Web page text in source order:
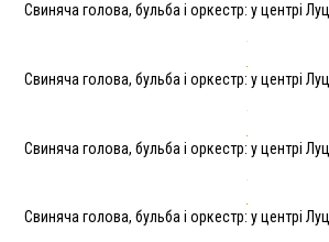
Свиняча голова, бульба і оркестр: у центрі
Свиняча голова, бульба і оркестр: у центрі
Свиняча голова, бульба і оркестр: у центрі
Свиняча голова, бульба і оркестр: у центрі